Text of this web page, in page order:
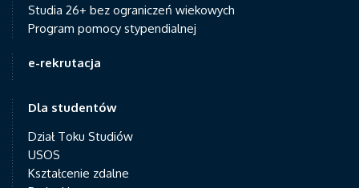
Studia 26+ bez ograniczeń wiekowych
Program pomocy stypendialnej
e-rekrutacja
Dla studentów
Dział Toku Studiów
USOS
Kształcenie zdalne